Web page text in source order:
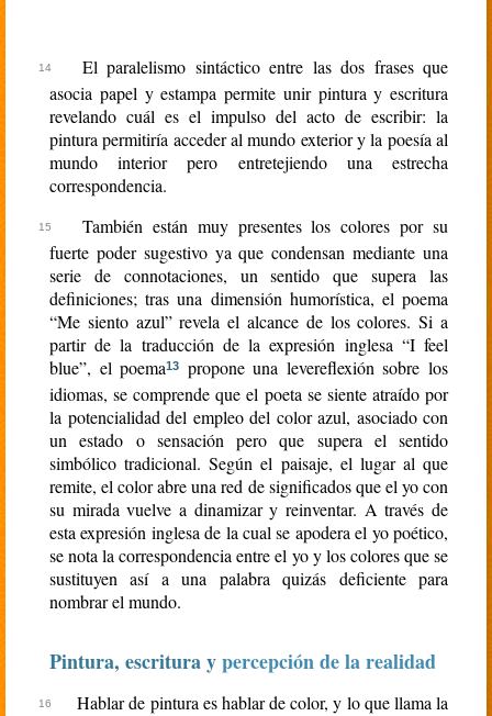
El paralelismo sintáctico entre las dos frases que
asocia papel y estampa permite unir pintura y escritura
revelando cuál es el impulso del acto de escribir: la
pintura permitiría acceder al mundo exterior y la poesía al
mundo interior pero entretejiendo una estrecha
correspondencia.
También están muy presentes los colores por su
fuerte poder sugestivo ya que condensan mediante una
serie de connotaciones, un sentido que supera las
definiciones; tras una dimensión humorística, el poema
“Me siento azul” revela el alcance de los colores. Si a
partir de la traducción de la expresión inglesa “I feel
blue”, el poema13
propone una levereflexión sobre los
idiomas, se comprende que el poeta se siente atraído por
la potencialidad del empleo del color azul, asociado con
un estado o sensación pero que supera el sentido
simbólico tradicional. Según el paisaje, el lugar al que
remite, el color abre una red de significados que el yo con
su mirada vuelve a dinamizar y reinventar. A través de
esta expresión inglesa de la cual se apodera el yo poético,
se nota la correspondencia entre el yo y los colores que se
sustituyen así a una palabra quizás deficiente para
nombrar el mundo.
Pintura, escritura ypercepción de la realidad
Hablar de pintura es hablar de color, y lo que llama la